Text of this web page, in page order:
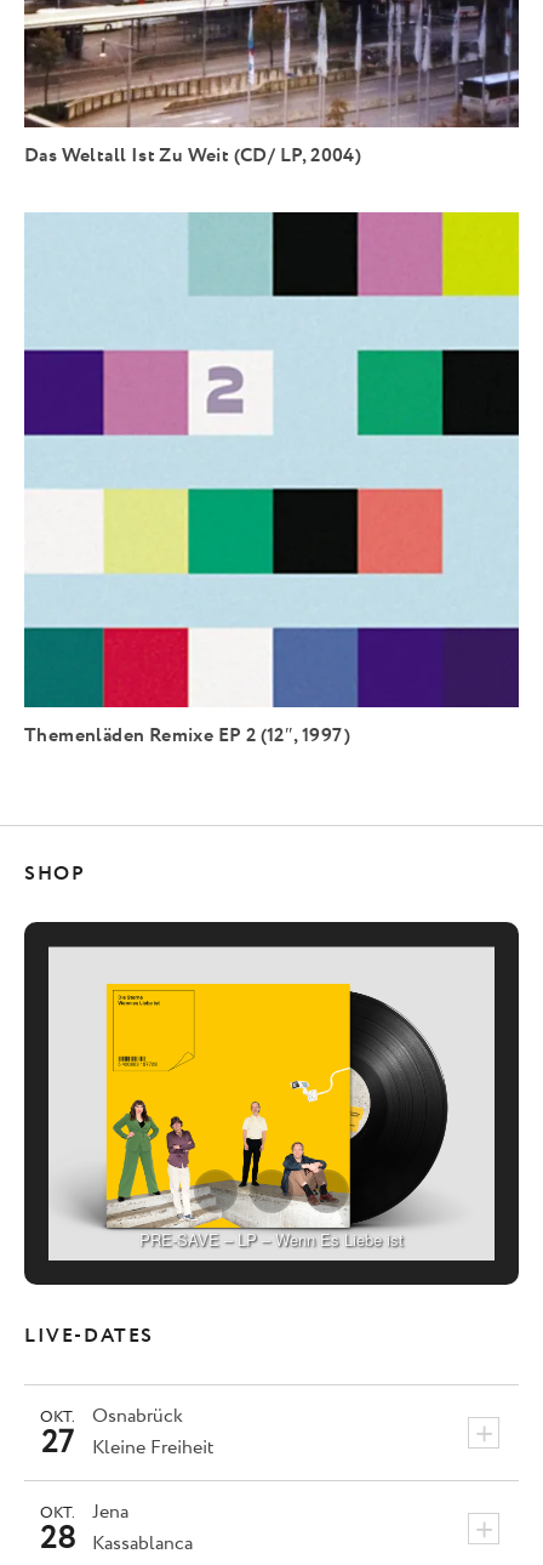
Das Weltall Ist Zu Weit (CD/ LP, 2004)
Themenläden Remixe EP 2 (12″, 1997)
SHOP
PRE-SAVE – LP – Wenn Es Liebe ist
LIVE-DATES
Osnabrück +
OKT.
27 Kleine Freiheit
Jena +
OKT.
28 Kassablanca